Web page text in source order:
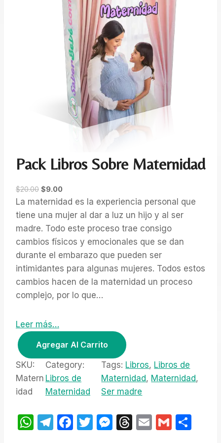
Pack Libros Sobre Maternidad
$20.00 O
r
i
i
n
a
l
p
r
e
a
s
$
.
0
$9.00
u
r
e
n
t
p
r
i
:
$
9
.
0
.
La maternidad es la experiencia personal que
tiene una mujer al dar a luz un hijo y al ser
madre. Todo este proceso trae consigo
cambios físicos y emocionales que se dan
durante el embarazo que pueden ser
intimidantes para algunas mujeres. Todos estos
cambios hacen de la maternidad un proceso
complejo, por lo que…
Leer más…
P
a
c
k
l
b
r
Agregar Al Carrito
SKU:
Matern
idad
Category:
Libros de
Maternidad
Tags: Libros, Libros de
Maternidad, Maternidad
Ser madre
W T
F
T
M T
E
G